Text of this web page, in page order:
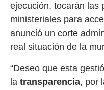
ejecución, tocarán las
ministeriales para
anunció un corte
real situación de la
“Deseo que esta
la transparencia, por